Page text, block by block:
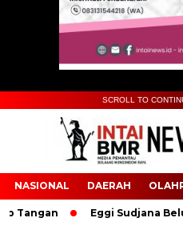
SCROLL TO
NASIONAL DAERAH
Tangan Eggi Sudjana